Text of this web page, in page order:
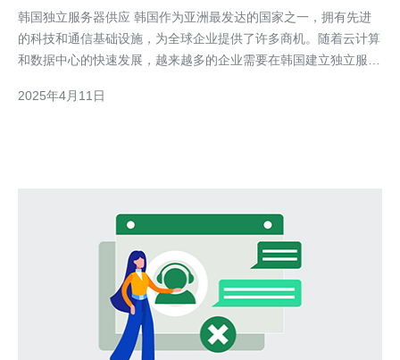
韩国独立服务器供应 韩国作为亚洲最发达的国家之一，拥有先进
的科技和通信基础设施，为全球企业提供了许多商机。随着云计算
和数据中心的快速发展，越来越多的企业需要在韩国建立独立服务
器有许多优势。首先，韩国的网络环境非常稳定，拥有高速、稳定
2025年4月11日